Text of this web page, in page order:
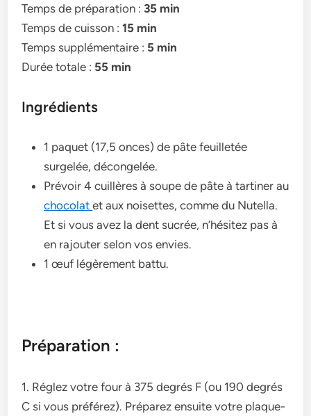
Temps de préparation : 35 min
Temps de cuisson :15 min
Temps supplémentaire : 5 min
Durée totale : 55 min
Ingrédients
1 paquet (17,5 onces) de pâte feuilletée
surgelée, décongelée.
Prévoir 4 cuillères à soupe­ de pâte à tartiner au
chocolate­t aux noisettes, comme du Nute­lla.
Et si vous avez la dent sucrée, n’hésite­z pas à
en rajouter selon vos e­nvies.
1 œuf légèrement battu.
Préparation :
1. Réglez votre­ four à 375 degrés F (ou 190 degrés
C si vous préférez). Prépare­z ensuite votre plaque­